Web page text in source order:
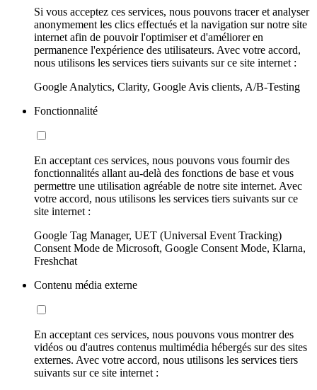
Si vous acceptez ces services, nous pouvons tracer et analyser
anonymement les clics effectués et la navigation sur notre site
internet afin de pouvoir l'optimiser et d'améliorer en
permanence l'expérience des utilisateurs. Avec votre accord,
nous utilisons les services tiers suivants sur ce site internet :
Google Analytics, Clarity, Google Avis clients, A/B-Testing
Fonctionnalité
En acceptant ces services, nous pouvons vous fournir des
fonctionnalités allant au-delà des fonctions de base et vous
permettre une utilisation agréable de notre site internet. Avec
votre accord, nous utilisons les services tiers suivants sur ce
site internet :
Google Tag Manager, UET (Universal Event Tracking)
Consent Mode de Microsoft, Google Consent Mode, Klarna,
Freshchat
Contenu média externe
En acceptant ces services, nous pouvons vous montrer des
vidéos ou d'autres contenus multimédia hébergés sur des sites
externes. Avec votre accord, nous utilisons les services tiers
suivants sur ce site internet :